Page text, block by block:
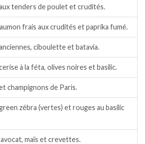
tenders de poulet et crudités.
frais aux crudités et paprika fumé.
ciboulette et batavia.
à la féta, olives noires et basilic.
champignons de Paris.
zébra (vertes) et rouges au basilic
maïs et crevettes.